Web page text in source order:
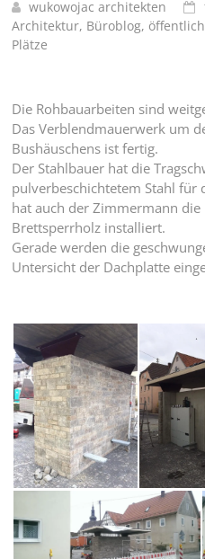
wukowojac architekten
Architektur, Büroblog,
Plätze
Die Rohbauarbeiten sind
Das Verblendmauerwerk um
Bushäuschens ist fertig.
Der Stahlbauer hat die
pulverbeschichtetem Stahl für
hat auch der Zimmermann die
Brettsperrholz installiert.
Gerade werden die
Untersicht der Dachplatte